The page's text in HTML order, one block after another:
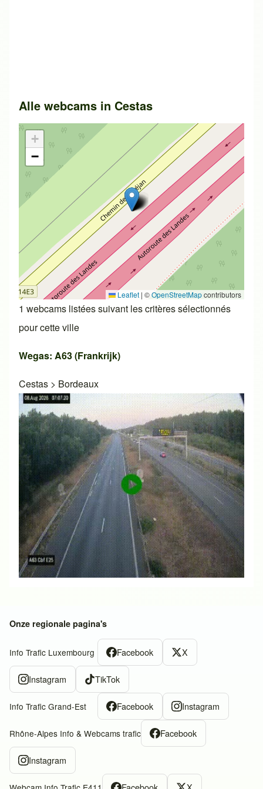
Alle webcams in Cestas
+
−
Leaflet | ©OpenStreetMapcontributors
1 webcams listées suivant les critères sélectionnés
pour cette ville
Wegas: A63 (Frankrijk)
Cestas > Bordeaux
Onze regionale pagina's
Info Trafic Luxembourg Facebook X
Instagram TikTok
Info Trafic Grand-Est Facebook Instagram
Rhône-Alpes Info & Webcams trafic Facebook
Instagram